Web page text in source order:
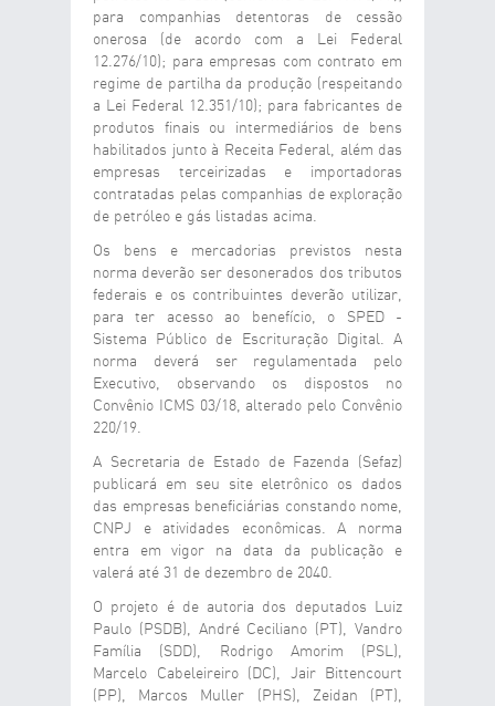
para companhias detentoras de cessão
onerosa (de acordo com a Lei Federal
12.276/10); para empresas com contrato em
regime de partilha da produção (respeitando
a Lei Federal 12.351/10); para fabricantes de
produtos finais ou intermediários de bens
habilitados junto à Receita Federal, além das
empresas terceirizadas e importadoras
contratadas pelas companhias de exploração
de petróleo e gás listadas acima.
Os bens e mercadorias previstos nesta
norma deverão ser desonerados dos tributos
federais e os contribuintes deverão utilizar,
para ter acesso ao benefício, o SPED -
Sistema Público de Escrituração Digital. A
norma deverá ser regulamentada pelo
Executivo, observando os dispostos no
Convênio ICMS 03/18, alterado pelo Convênio
220/19.
A Secretaria de Estado de Fazenda (Sefaz)
publicará em seu site eletrônico os dados
das empresas beneficiárias constando nome,
CNPJ e atividades econômicas. A norma
entra em vigor na data da publicação e
valerá até 31 de dezembro de 2040.
O projeto é de autoria dos deputados Luiz
Paulo (PSDB), André Ceciliano (PT), Vandro
Família (SDD), Rodrigo Amorim (PSL),
Marcelo Cabeleireiro (DC), Jair Bittencourt
(PP), Marcos Muller (PHS), Zeidan (PT),